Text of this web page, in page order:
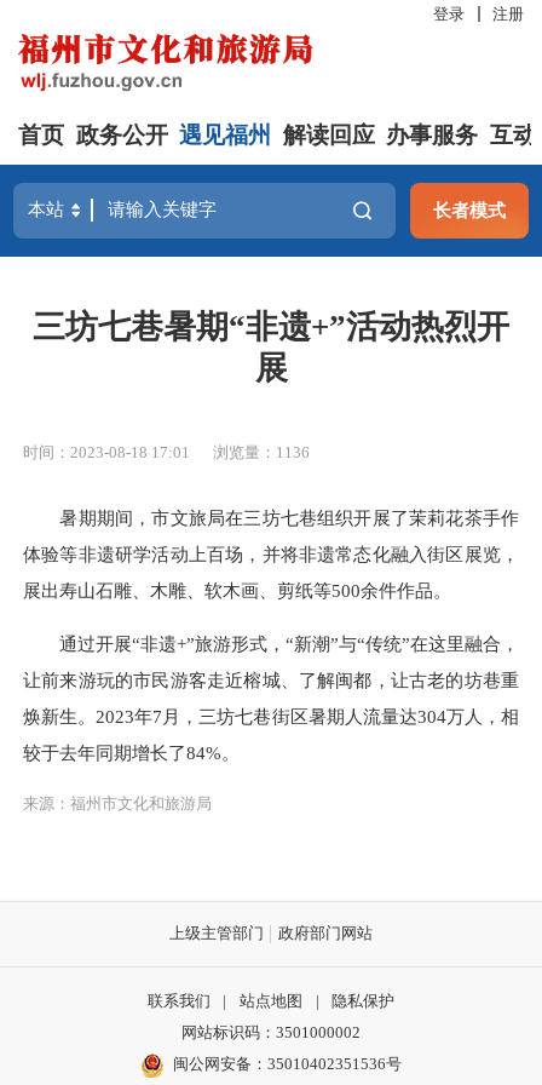
登录 注册
首页 政务公开 遇见福州 解读回应 办事服务 互动
长者模式
三坊七巷暑期“非遗+”活动热烈开
展
时间：2023-08-18 17:01 浏览量：1136
暑期期间，市文旅局在三坊七巷组织开展了茉莉花茶手作
体验等非遗研学活动上百场，并将非遗常态化融入街区展览，
展出寿山石雕、木雕、软木画、剪纸等500余件作品。
通过开展“非遗+”旅游形式，“新潮”与“传统”在这里融合，
让前来游玩的市民游客走近榕城、了解闽都，让古老的坊巷重
焕新生。2023年7月，三坊七巷街区暑期人流量达304万人，相
较于去年同期增长了84%。
来源：福州市文化和旅游局
上级主管部门 政府部门网站
联系我们 | 站点地图 |
隐私保护
网站标识码：3501000002
闽公网安备：35010402351536号